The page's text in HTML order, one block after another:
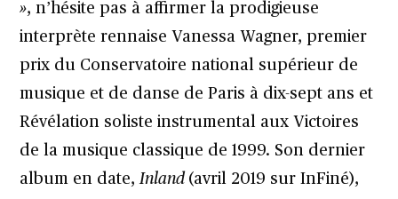
», n’hésite pas à affirmer la prodigieuse
interprète rennaise Vanessa Wagner, premier
prix du Conservatoire national supérieur de
musique et de danse de Paris à dix-sept ans et
Révélation soliste instrumental aux Victoires
de la musique classique de 1999. Son dernier
album en date,Inland (avril 2019 sur InFiné),